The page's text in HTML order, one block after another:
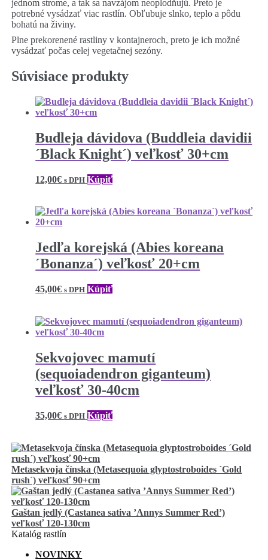
jednom strome, a tak sa navzájom neoplodňujú. Preto je
potrebné vysádzať viac rastlín. Obľubuje slnko, teplo a pôdu
bohatú na živiny.
Plne prekorenené rastliny v kontajneroch, preto je ich možné
vysádzať počas celej vegetačnej sezóny.
Súvisiace produkty
Budleja dávidova (Buddleia davidii
´Black Knight´) veľkosť 30+cm
12,00€ s DPH Kúpiť
Jedľa korejská (Abies koreana
´Bonanza´) veľkosť 20+cm
45,00€ s DPH Kúpiť
Sekvojovec mamutí
(sequoiadendron giganteum)
veľkosť 30-40cm
35,00€ s DPH Kúpiť
Metasekvoja čínska (Metasequoia glyptostroboides ´Gold
rush´) veľkosť 90+cm
Gaštan jedlý (Castanea sativa ’Annys Summer Red’)
veľkosť 120-130cm
Katalóg rastlín
NOVINKY